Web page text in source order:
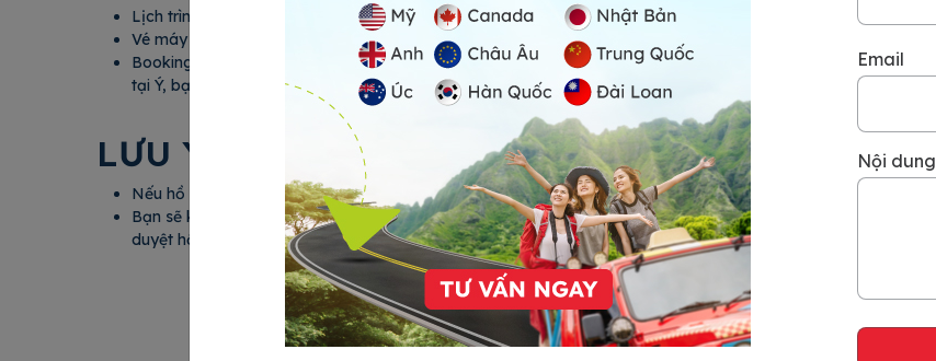
Lịch trình chi tiết tại Ý (24HVISA hỗ trợ).
Vé máy bay khứ hồi (24HVISA hỗ trợ).
Booking phòng khách sạn tại Ý (24HVISA hỗ trợ). Trường hợp lưu trú tại nhà người thân/đối tác
tại Ý, bạn cần cung cấp giấy tờ của người bảo lãnh cư trú.
LƯU Ý
Nếu hồ sơ của bạn không đạt visa, bạn sẽ được hoàn lại tiền (tùy trường hợp cụ thể).
Bạn sẽ không cần phải phỏng vấn, tuy nhiên trong một số trường hợp đặc biệt, Cơ quan xét
duyệt hồ sơ có thể sẽ gọi điện trực tiếp để thẩm định hồ sơ.
Email
Nội dung